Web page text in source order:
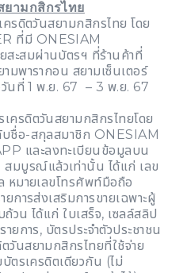
ยามกสิกรไทย
รดิตวันสยามกสิกรไทย โดย
ที่มี ONESIAM
ะสมผ่านบัตรฯ ที่ร้านค้าที่
มพารากอน สยามเซ็นเตอร์
วันที่ 1 พ.ย. 67 – 3 พ.ย. 67
ครดิตวันสยามกสิกรไทยโดย
ชื่อ-สกุลสมาชิก ONESIAM
และลงทะเบียนข้อมูลบน
มบูรณ์แล้วเท่านั้น ได้แก่ เลข
หมายเลขโทรศัพท์มือถือ
การส่งเสริมการขายเฉพาะผู้
วน ได้แก่ ใบเสร็จ, เซลล์สลิป
ยการ, บัตรประจำตัวประชาชน
นสยามกสิกรไทยที่ใช้จ่าย
ตรเครดิตเดียวกัน (ไม่